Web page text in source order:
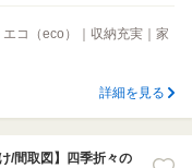
コ（eco）｜収納充実｜家
詳細を見る
/間取図】四季折々の